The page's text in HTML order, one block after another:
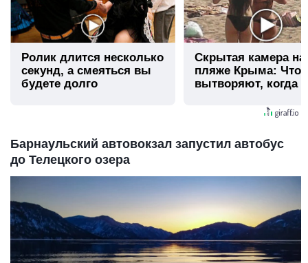
Ролик длится несколько
секунд, а смеяться вы
будете долго
Скрытая камера на
пляже Крыма: Что
вытворяют, когда
Барнаульский автовокзал запустил автобус
до Телецкого озера